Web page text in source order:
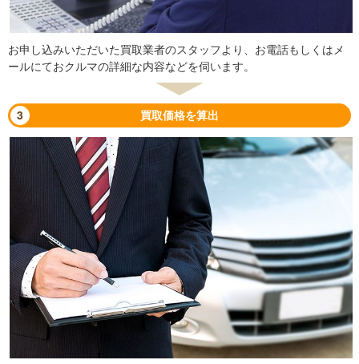
お申し込みいただいた買取業者のスタッフより、お電話もしくはメ
ールにておクルマの詳細な内容などを伺います。
3 買取価格を算出